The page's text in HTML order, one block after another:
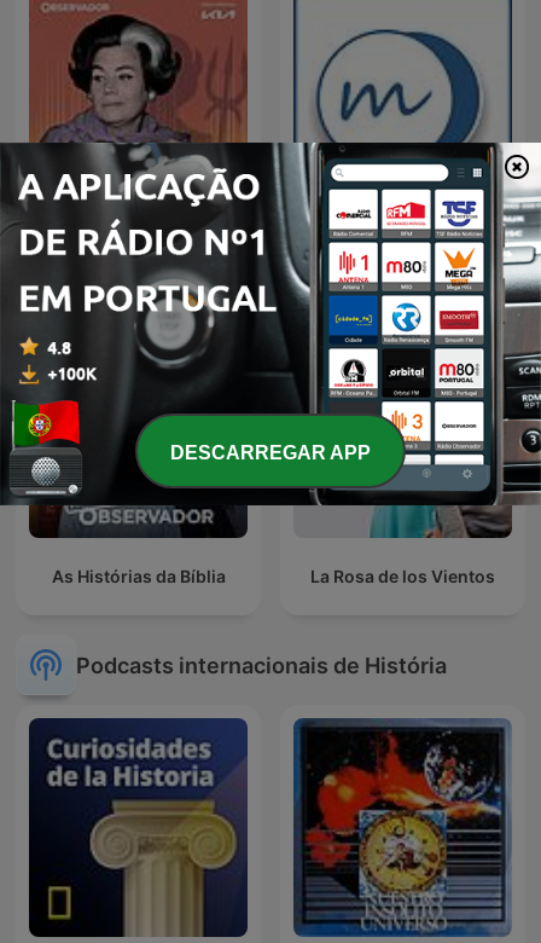
A Grande Provocadora Memorias de un tambor
As Histórias da Bíblia La Rosa de los Vientos
Podcasts internacionais de História
DESCARREGAR APP